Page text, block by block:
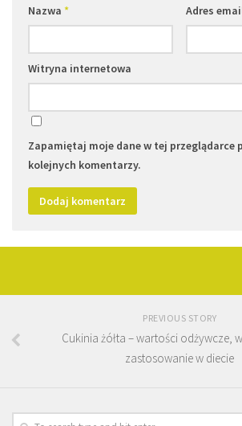
Nazwa * Adres
Witryna internetowa
Zapamiętaj moje dane w tej przeglądarce
kolejnych komentarzy.
PREVIOUS STORY
Cukinia żółta – wartości odżywcze,
zastosowanie w diecie